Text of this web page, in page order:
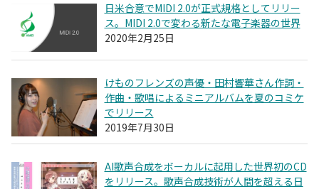
日米合意でMIDI 2.0が正式規格としてリリー
ス。MIDI 2.0で変わる新たな電子楽器の世界
2020年2月25日
けものフレンズの声優・田村響華さん作詞・
作曲・歌唱によるミニアルバムを夏のコミケ
でリリース
2019年7月30日
AI歌声合成をボーカルに起用した世界初のCD
をリリース。歌声合成技術が人間を超える日